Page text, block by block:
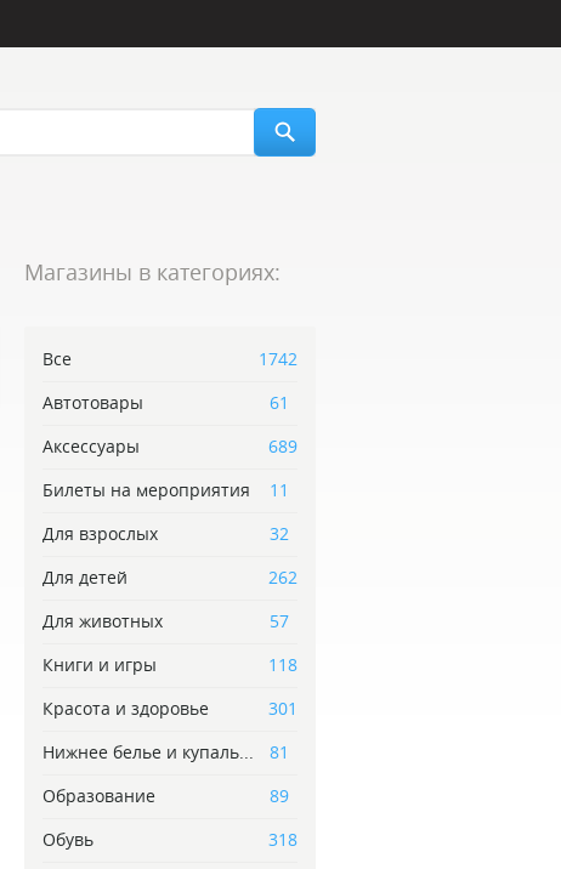
Магазины в категориях:
Все
1742
Автотовары
61
Аксессуары
689
Билеты на мероприятия
11
Для взрослых
32
Для детей
262
Для животных
57
Книги и игры
118
Красота и здоровье
301
Нижнее белье и купаль...
81
Образование
89
Обувь
318